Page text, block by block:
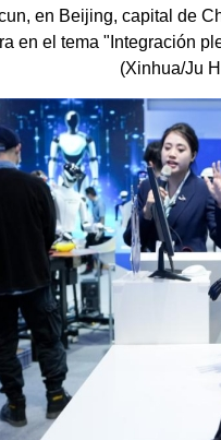
en Beijing, capital de
en el tema "Integración
(Xinhua/Ju